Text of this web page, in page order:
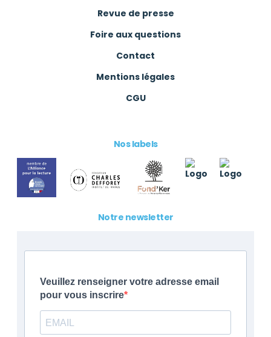
Revue de presse
Foire aux questions
Contact
Mentions légales
CGU
Nos labels
Notre newsletter
Veuillez renseigner votre adresse email
pour vous inscrire